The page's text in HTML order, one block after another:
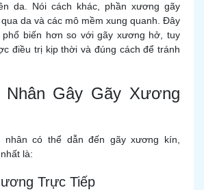
da. Nói cách khác, phần xương gãy
da và các mô mềm xung quanh. Đây
biến hơn so với gãy xương hở, tuy
điều trị kịp thời và đúng cách để tránh
Nhân Gây Gãy Xương
nhân có thể dẫn đến gãy xương kín,
là:
Trực Tiếp